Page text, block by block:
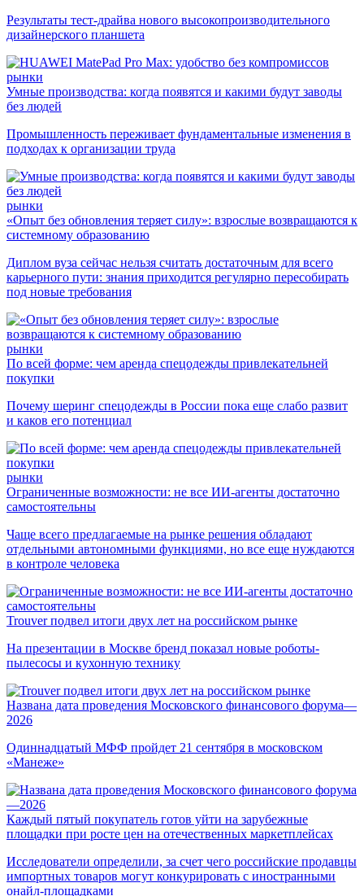
Результаты тест-драйва нового высокопроизводительного
дизайнерского планшета
рынки
Умные производства: когда появятся и какими будут заводы
без людей
Промышленность переживает фундаментальные изменения в
подходах к организации труда
рынки
«Опыт без обновления теряет силу»: взрослые возвращаются к
системному образованию
Диплом вуза сейчас нельзя считать достаточным для всего
карьерного пути: знания приходится регулярно пересобирать
под новые требования
рынки
По всей форме: чем аренда спецодежды привлекательней
покупки
Почему шеринг спецодежды в России пока еще слабо развит
и каков его потенциал
рынки
Ограниченные возможности: не все ИИ-агенты достаточно
самостоятельны
Чаще всего предлагаемые на рынке решения обладают
отдельными автономными функциями, но все еще нуждаются
в контроле человека
Trouver подвел итоги двух лет на российском рынке
На презентации в Москве бренд показал новые роботы-
пылесосы и кухонную технику
Названа дата проведения Московского финансового форума—
2026
Одиннадцатый МФФ пройдет 21 сентября в московском
«Манеже»
Каждый пятый покупатель готов уйти на зарубежные
площадки при росте цен на отечественных маркетплейсах
Исследователи определили, за счет чего российские продавцы
импортных товаров могут конкурировать с иностранными
онайл-площадками